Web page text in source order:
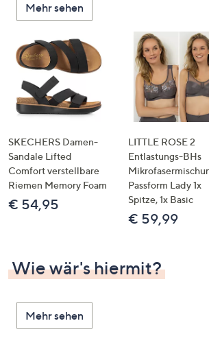
unten
oder
wischen
Sie
Touch-
Geräten
links
bzw.
rechts,
um
diese
Mehr sehen
SKECHERS Damen-
Sandale Lifted
Comfort verstellbare
Riemen Memory Foam
€ 54,95
LITTLE ROSE 2
Entlastungs-BHs
Passform Lady 1x
Spitze, 1x Basic
€ 59,99
Wie wär's hiermit?
Mehr sehen